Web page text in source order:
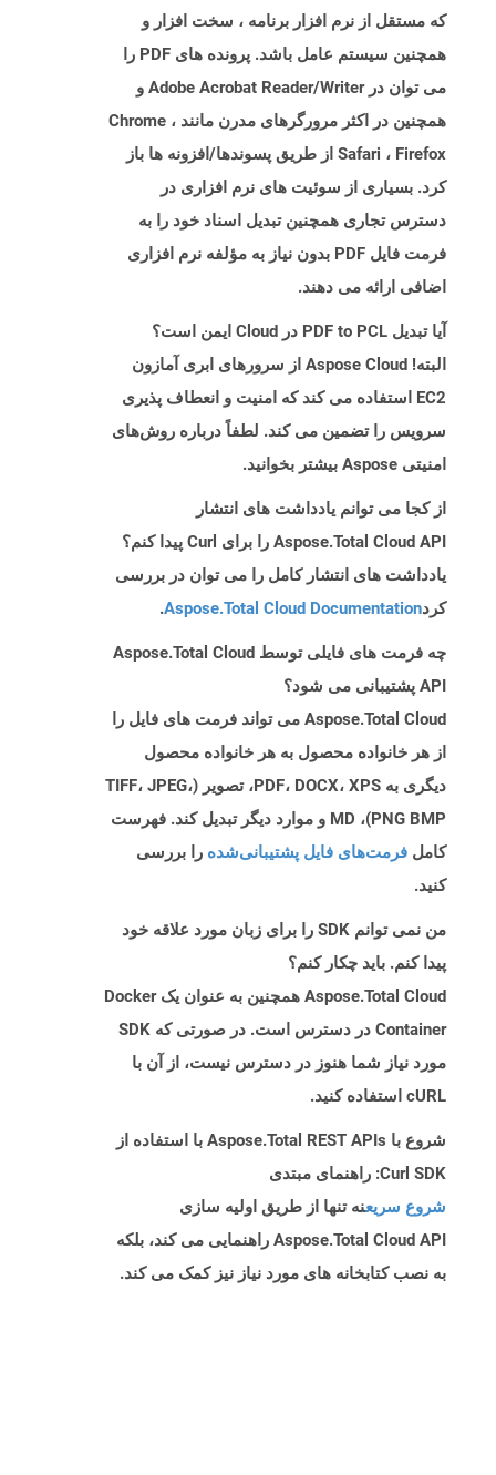
که مستقل از نرم افزار برنامه ، سخت افزار و
همچنین سیستم عامل باشد. پرونده های PDF را
می توان در Adobe Acrobat Reader/Writer و
همچنین در اکثر مرورگرهای مدرن مانند Chrome ،
Safari ، Firefox از طریق پسوندها/افزونه ها باز
کرد. بسیاری از سوئیت های نرم افزاری در
دسترس تجاری همچنین تبدیل اسناد خود را به
فرمت فایل PDF بدون نیاز به مؤلفه نرم افزاری
اضافی ارائه می دهند.
آیا تبدیل PDF to PCL در Cloud ایمن است؟
البته! Aspose Cloud از سرورهای ابری آمازون
EC2 استفاده می کند که امنیت و انعطاف پذیری
سرویس را تضمین می کند. لطفاً درباره روش‌های
امنیتی Aspose بیشتر بخوانید.
از کجا می توانم یادداشت های انتشار
Aspose.Total Cloud API را برای Curl پیدا کنم؟
یادداشت های انتشار کامل را می توان در بررسی
کردAspose.Total Cloud Documentation
.
چه فرمت های فایلی توسط Aspose.Total Cloud
API پشتیبانی می شود؟
Aspose.Total Cloud می تواند فرمت های فایل را
از هر خانواده محصول به هر خانواده محصول
دیگری به PDF، DOCX، XPS، تصویر (TIFF، JPEG،
PNG BMP)، MD و موارد دیگر تبدیل کند. فهرست
کامل فرمت‌های فایل پشتیبانی‌شده را بررسی
کنید.
من نمی توانم SDK را برای زبان مورد علاقه خود
پیدا کنم. باید چکار کنم؟
Aspose.Total Cloud همچنین به عنوان یک Docker
Container در دسترس است. در صورتی که SDK
مورد نیاز شما هنوز در دسترس نیست، از آن با
cURL استفاده کنید.
شروع با Aspose.Total REST APIs با استفاده از
Curl SDK: راهنمای مبتدی
شروع سریعنه تنها از طریق اولیه سازی
Aspose.Total Cloud API راهنمایی می کند، بلکه
به نصب کتابخانه های مورد نیاز نیز کمک می کند.